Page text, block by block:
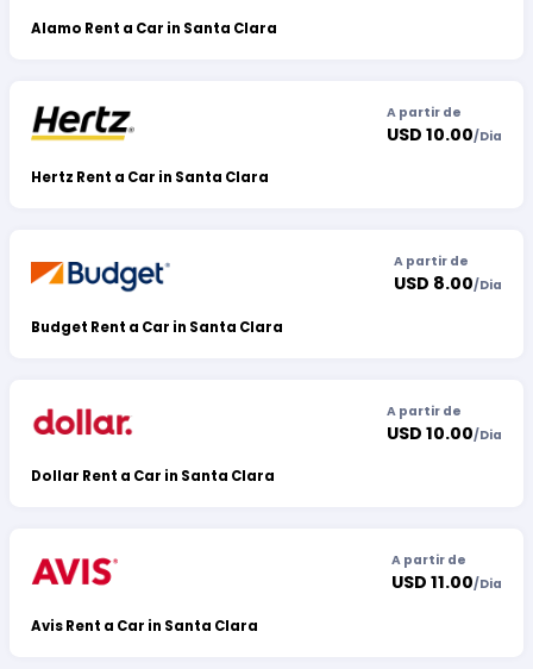
Alamo Rent a Car in Santa Clara
Hertz Rent a Car in Santa Clara
A partir de
USD 10.00/Dia
Budget Rent a Car in Santa Clara
A partir de
USD 8.00/Dia
Dollar Rent a Car in Santa Clara
A partir de
USD 10.00/Dia
Avis Rent a Car in Santa Clara
A partir de
USD 11.00/Dia